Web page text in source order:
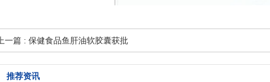
上一篇 : 保健食品鱼肝油软胶囊获批
推荐资讯